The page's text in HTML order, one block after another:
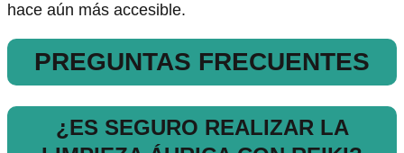
hace aún más accesible.
PREGUNTAS FRECUENTES
¿ES SEGURO REALIZAR LA